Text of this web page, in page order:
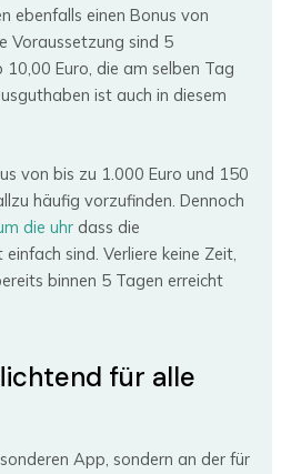
ebenfalls einen Bonus von
Voraussetzung sind 5
Euro, die am selben Tag
ist auch in diesem
von bis zu 1.000 Euro und 150
häufig vorzufinden. Dennoch
die uhr dass die
sind. Verliere keine Zeit,
binnen 5 Tagen erreicht
für alle
App, sondern an der für